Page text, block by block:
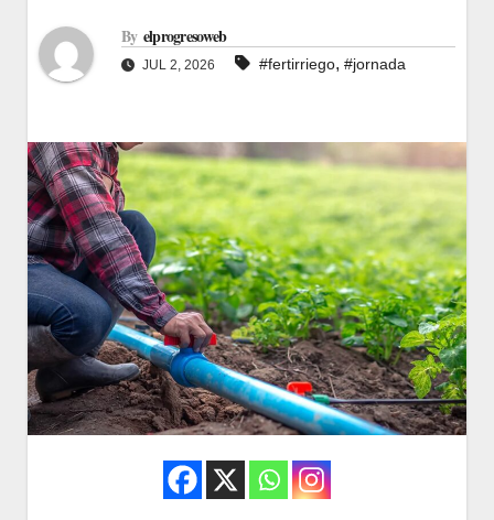
By elprogresoweb
JUL 2, 2026 #fertirriego, #jornada